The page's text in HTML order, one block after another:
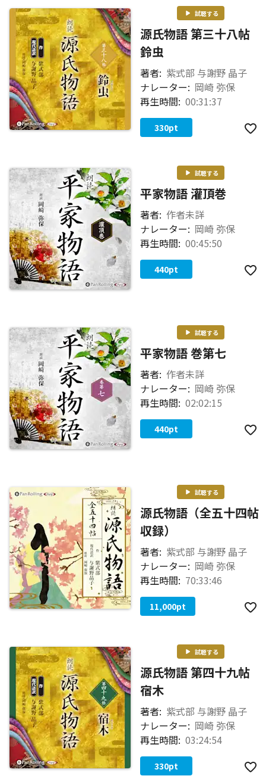
試聴する
源氏物語 第三十八帖
鈴虫
著者: 紫式部 与謝野 晶子
ナレーター: 岡崎 弥保
再生時間: 00:31:37
330pt
試聴する
平家物語 灌頂巻
著者: 作者未詳
ナレーター: 岡崎 弥保
再生時間: 00:45:50
440pt
試聴する
平家物語 巻第七
著者: 作者未詳
ナレーター: 岡崎 弥保
再生時間: 02:02:15
440pt
試聴する
源氏物語（全五十四帖
収録）
著者: 紫式部 与謝野 晶子
ナレーター: 岡崎 弥保
再生時間: 70:33:46
11,000pt
試聴する
源氏物語 第四十九帖
宿木
著者: 紫式部 与謝野 晶子
ナレーター: 岡崎 弥保
再生時間: 03:24:54
330pt